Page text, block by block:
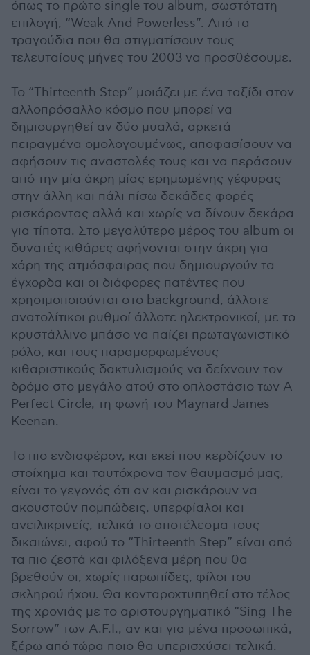
όπως το πρώτο single του album, σωστότατη
επιλογή, “Weak And Powerless”. Από τα
τραγούδια που θα στιγματίσουν τους
τελευταίους μήνες του 2003 να προσθέσουμε.
Το “Thirteenth Step” μοιάζει με ένα ταξίδι στον
αλλοπρόσαλλο κόσμο που μπορεί να
δημιουργηθεί αν δύο μυαλά, αρκετά
πειραγμένα ομολογουμένως, αποφασίσουν να
αφήσουν τις αναστολές τους και να περάσουν
από την μία άκρη μίας ερημωμένης γέφυρας
στην άλλη και πάλι πίσω δεκάδες φορές
ρισκάροντας αλλά και χωρίς να δίνουν δεκάρα
για τίποτα. Στο μεγαλύτερο μέρος του album οι
δυνατές κιθάρες αφήνονται στην άκρη για
χάρη της ατμόσφαιρας που δημιουργούν τα
έγχορδα και οι διάφορες πατέντες που
χρησιμοποιούνται στο background, άλλοτε
ανατολίτικοι ρυθμοί άλλοτε ηλεκτρονικοί, με το
κρυστάλλινο μπάσο να παίζει πρωταγωνιστικό
ρόλο, και τους παραμορφωμένους
κιθαριστικούς δακτυλισμούς να δείχνουν τον
δρόμο στο μεγάλο ατού στο οπλοστάσιο των A
Perfect Circle, τη φωνή του Maynard James
Keenan.
To πιο ενδιαφέρον, και εκεί που κερδίζουν το
στοίχημα και ταυτόχρονα τον θαυμασμό μας,
είναι το γεγονός ότι αν και ρισκάρουν να
ακουστούν πομπώδεις, υπερφίαλοι και
ανειλικρινείς, τελικά το αποτέλεσμα τους
δικαιώνει, αφού το “Thirteenth Step” είναι από
τα πιο ζεστά και φιλόξενα μέρη που θα
βρεθούν οι, χωρίς παρωπίδες, φίλοι του
σκληρού ήχου. Θα κονταροχτυπηθεί στο τέλος
της χρονιάς με το αριστουργηματικό “Sing The
Sorrow” των A.F.I., αν και για μένα προσωπικά,
ξέρω από τώρα πoιο θα υπερισχύσει τελικά.